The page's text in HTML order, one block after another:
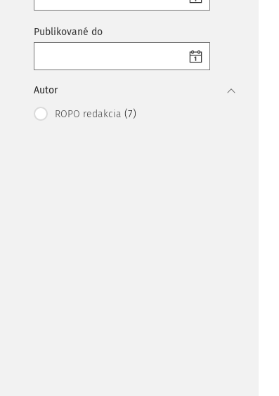
Publikované do
Autor
ROPO redakcia (7)